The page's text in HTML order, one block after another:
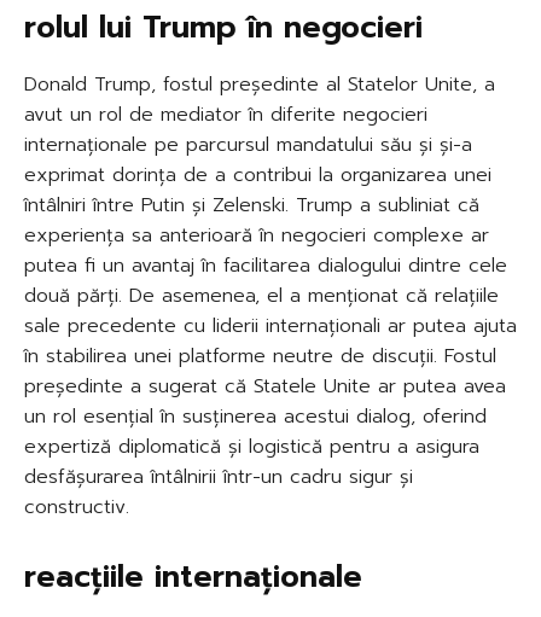
rolul lui Trump în negocieri
Donald Trump, fostul președinte al Statelor Unite, a
avut un rol de mediator în diferite negocieri
internaționale pe parcursul mandatului său și și-a
exprimat dorința de a contribui la organizarea unei
întâlniri între Putin și Zelenski. Trump a subliniat că
experiența sa anterioară în negocieri complexe ar
putea fi un avantaj în facilitarea dialogului dintre cele
două părți. De asemenea, el a menționat că relațiile
sale precedente cu liderii internaționali ar putea ajuta
în stabilirea unei platforme neutre de discuții. Fostul
președinte a sugerat că Statele Unite ar putea avea
un rol esențial în susținerea acestui dialog, oferind
expertiză diplomatică și logistică pentru a asigura
desfășurarea întâlnirii într-un cadru sigur și
constructiv.
reacțiile internaționale